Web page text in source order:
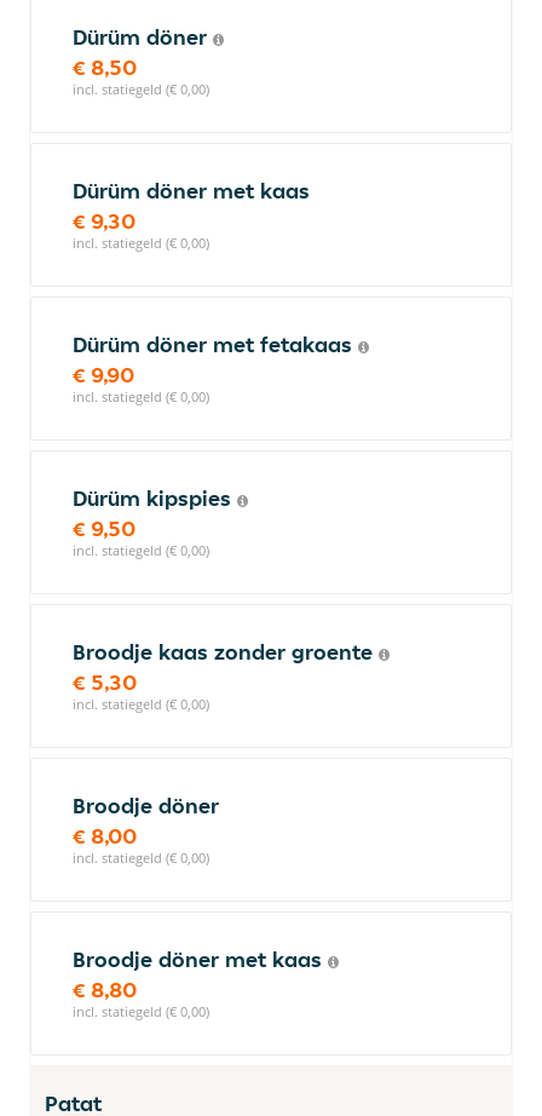
Dürüm döner
€ 8,50
incl. statiegeld (€ 0,00)
Dürüm döner met kaas
€ 9,30
incl. statiegeld (€ 0,00)
Dürüm döner met fetakaas
€ 9,90
incl. statiegeld (€ 0,00)
Dürüm kipspies
€ 9,50
incl. statiegeld (€ 0,00)
Broodje kaas zonder groente
€ 5,30
incl. statiegeld (€ 0,00)
Broodje döner
€ 8,00
incl. statiegeld (€ 0,00)
Broodje döner met kaas
€ 8,80
incl. statiegeld (€ 0,00)
Patat